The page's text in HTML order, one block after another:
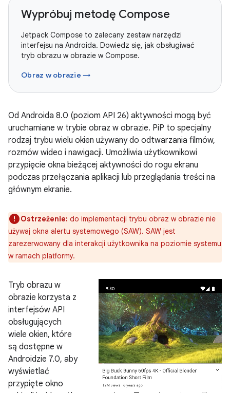
Wypróbuj metodę Compose
Jetpack Compose to zalecany zestaw narzędzi
interfejsu na Androida. Dowiedz się, jak obsługiwać
tryb obrazu w obrazie w Compose.
Obraz w obrazie →
Od Androida 8.0 (poziom API 26) aktywności mogą być
uruchamiane w trybie obraz w obrazie. PiP to specjalny
rodzaj trybu wielu okien używany do odtwarzania filmów,
rozmów wideo i nawigacji. Umożliwia użytkownikowi
przypięcie okna bieżącej aktywności do rogu ekranu
podczas przełączania aplikacji lub przeglądania treści na
głównym ekranie.
Ostrzeżenie: do implementacji trybu obraz w obrazie nie
używaj okna alertu systemowego (SAW). SAW jest
zarezerwowany dla interakcji użytkownika na poziomie systemu
w ramach platformy.
Tryb obrazu w
obrazie korzysta z
interfejsów API
obsługujących
wiele okien, które
są dostępne w
Androidzie 7.0, aby
wyświetlać
przypięte okno